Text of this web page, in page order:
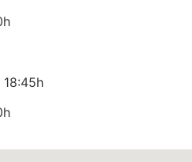
18:45h